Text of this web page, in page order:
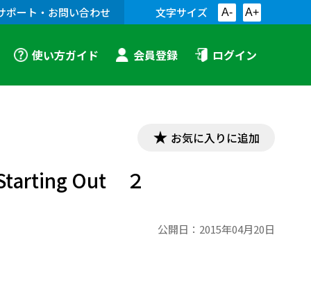
ポート・お問い合わせ 文字サイズ A- A+
使い方ガイド 会員登録 ログイン
お気に入りに追加
Out ２
公開日： 2015年04月20日